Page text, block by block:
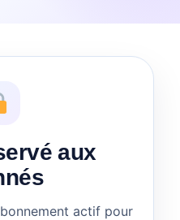
aux
actif pour